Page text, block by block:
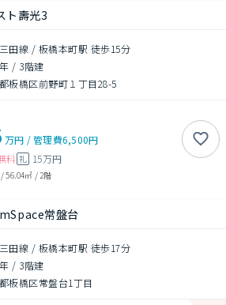
ト壽光3
田線 / 板橋本町駅 徒歩15分
/ 3階建
板橋区前野町１丁目28-5
万円 /管理費6,500円
料 礼 15万円
56.04㎡ / 2階
常盤台
田線 / 板橋本町駅 徒歩17分
/ 3階建
板橋区常盤台1丁目